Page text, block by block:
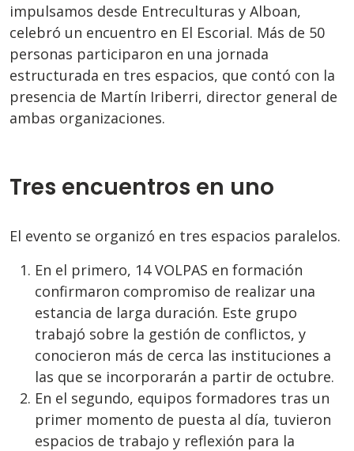
impulsamos desde Entreculturas y Alboan,
celebró un encuentro en El Escorial. Más de 50
personas participaron en una jornada
estructurada en tres espacios, que contó con la
presencia de Martín Iriberri, director general de
ambas organizaciones.
Tres encuentros en uno
El evento se organizó en tres espacios paralelos.
En el primero, 14 VOLPAS en formación
confirmaron compromiso de realizar una
estancia de larga duración. Este grupo
trabajó sobre la gestión de conflictos, y
conocieron más de cerca las instituciones a
las que se incorporarán a partir de octubre.
En el segundo, equipos formadores tras un
primer momento de puesta al día, tuvieron
espacios de trabajo y reflexión para la